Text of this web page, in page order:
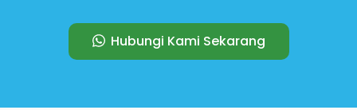
Hubungi Kami Sekarang